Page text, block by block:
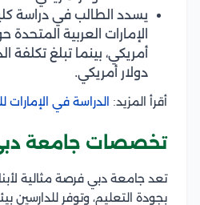
يسدد الطالب في دراسة
دولار أمريكي.
أقرأ المزيد: الدراسة في الإمارات
تخصصات جامعة
تعد جامعة دبي فرصة مثالية
بجودة التعليم، وتوفر للدارسين